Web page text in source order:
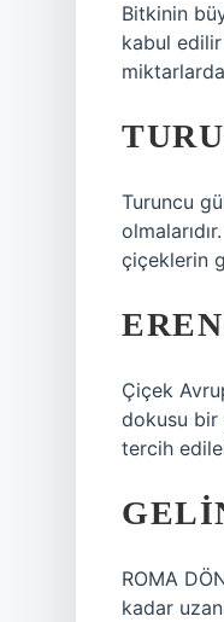
Bitkinin
kabul
Turuncu
çiçeklerin
Çiçek
dokusu bir
tercih
ROMA
kadar